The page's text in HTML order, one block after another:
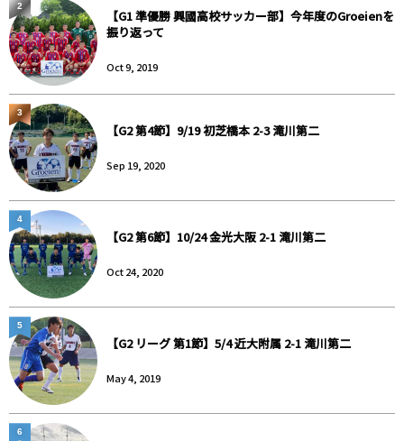
【G1 準優勝 興國高校サッカー部】今年度のGroeienを
振り返って
Oct 9, 2019
2
【G2 第4節】9/19 初芝橋本 2-3 滝川第二
Sep 19, 2020
3
【G2 第6節】10/24 金光大阪 2-1 滝川第二
Oct 24, 2020
4
【G2 リーグ 第1節】5/4 近大附属 2-1 滝川第二
May 4, 2019
5
6